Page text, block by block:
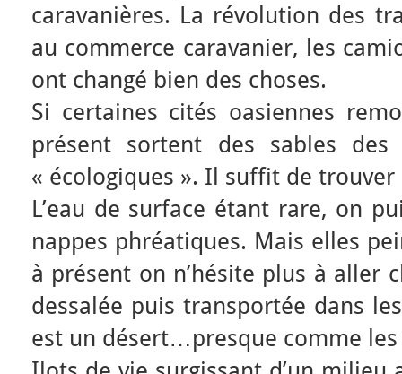
caravanières. La révolution des
au commerce caravanier, les
ont changé bien des choses.
Si certaines cités oasiennes
présent sortent des sables
« écologiques ». Il suffit de trouver
L’eau de surface étant rare, on
nappes phréatiques. Mais elles
à présent on n’hésite plus à aller
dessalée puis transportée dans
est un désert…presque comme